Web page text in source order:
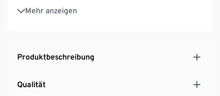
Mehr anzeigen
Bodenschonende Unterseite
Der Ladevorgang muss im Innenbereich erfolgen
Produktbeschreibung
Qualität